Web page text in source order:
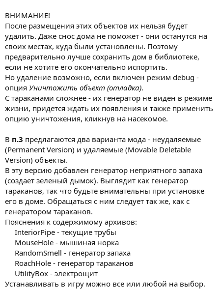
ВНИМАНИЕ!
После размещения этих объектов их нельзя будет
удалить. Даже снос дома не поможет - они останутся на
своих местах, куда были установлены. Поэтому
предварительно лучше сохранить дом в библиотеке,
если не хотите его окончательно испортить.
Но удаление возможно, если включен режим debug -
опция Уничтожить объект (отладка).
С тараканами сложнее - их генератор не виден в режиме
жизни, придется ждать их появления и также применить
опцию уничтожения, кликнув на насекомое.
В п.3 предлагаются два варианта мода - неудаляемые
(Permanent Version) и удаляемые (Movable Deletable
Version) объекты.
В эту версию добавлен генератор неприятного запаха
(создает зеленый дымок). Выглядит как генератор
тараканов, так что будьте внимательны при установке
его в доме. Обращаться с ним следует так же, как с
генератором тараканов.
Пояснения к содержимому архивов:
InteriorPipe - текущие трубы
MouseHole - мышиная норка
RandomSmell - генератор запаха
RoachHole - генератор тараканов
UtilityBox - электрощит​
Устанавливать в игру можно все или любой на выбор.